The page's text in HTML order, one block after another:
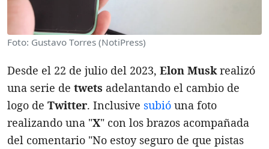
Foto: Gustavo Torres (NotiPress)
Desde el 22 de julio del 2023, Elon Musk realizó
una serie de twets adelantando el cambio de
logo de Twitter. Inclusive subió una foto
realizando una "X" con los brazos acompañada
del comentario "No estoy seguro de que pistas